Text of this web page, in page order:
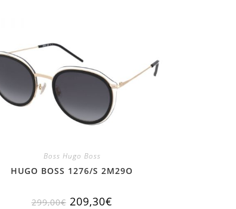
Boss Hugo Boss
HUGO BOSS 1276/S 2M29O
299,00€ 209,30€